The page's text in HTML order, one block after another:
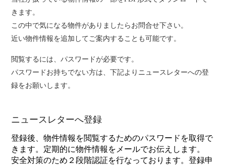
きます。
この中で気になる物件がありましたらお問合せ下さい。
近い物件情報を追加してご案内することも可能です。
閲覧するには、パスワードが必要です。
パスワードお持ちでない方は、下記よりニュースレターへの登
録をお願いします。
ニュースレターへ登録
登録後、物件情報を閲覧するためのパスワードを取得で
きます。定期的に物件情報をメールでお伝えします。
安全対策のため２段階認証を行なっております。登録申